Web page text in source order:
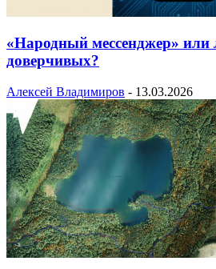
«Народный мессенджер» или
доверчивых?
Алексей Владимиров - 13.03.2026